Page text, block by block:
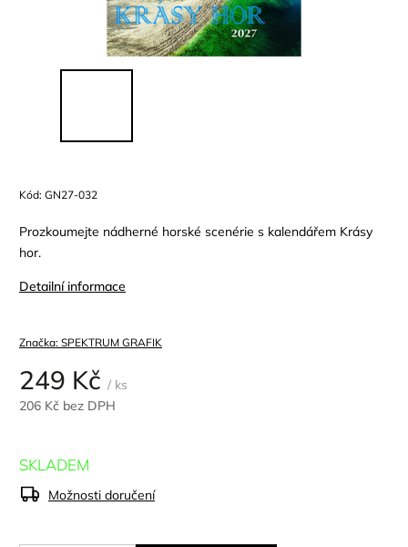
Kód: GN27-032
Prozkoumejte nádherné horské scenérie s kalendářem Krásy
hor.
Detailní informace
Značka: SPEKTRUM GRAFIK
249 Kč / ks
206 Kč bez DPH
SKLADEM
Možnosti doručení